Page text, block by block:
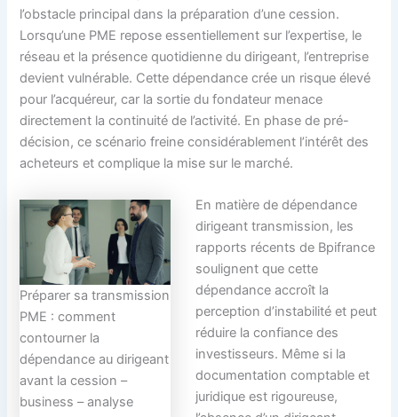
l’obstacle principal dans la préparation d’une cession.
Lorsqu’une PME repose essentiellement sur l’expertise, le
réseau et la présence quotidienne du dirigeant, l’entreprise
devient vulnérable. Cette dépendance crée un risque élevé
pour l’acquéreur, car la sortie du fondateur menace
directement la continuité de l’activité. En phase de pré-
décision, ce scénario freine considérablement l’intérêt des
acheteurs et complique la mise sur le marché.
Préparer sa transmission
PME : comment
contourner la
dépendance au dirigeant
avant la cession –
business – analyse
En matière de dépendance
dirigeant transmission, les
rapports récents de Bpifrance
soulignent que cette
dépendance accroît la
perception d’instabilité et peut
réduire la confiance des
investisseurs. Même si la
documentation comptable et
juridique est rigoureuse,